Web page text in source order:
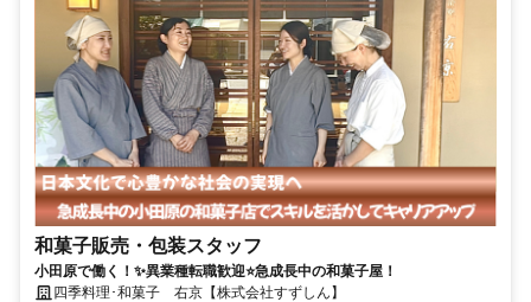
和菓子販売・包装スタッフ
小田原で働く！✨異業種転職歓迎⭐急成長中の和菓子屋！
四季料理･和菓子 右京【株式会社すずしん】